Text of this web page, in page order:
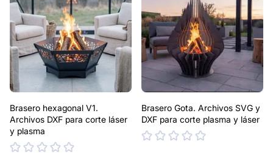
Brasero hexagonal V1.
Archivos DXF para corte láser
y plasma
Brasero Gota. Archivos SVG y
DXF para corte plasma y láser